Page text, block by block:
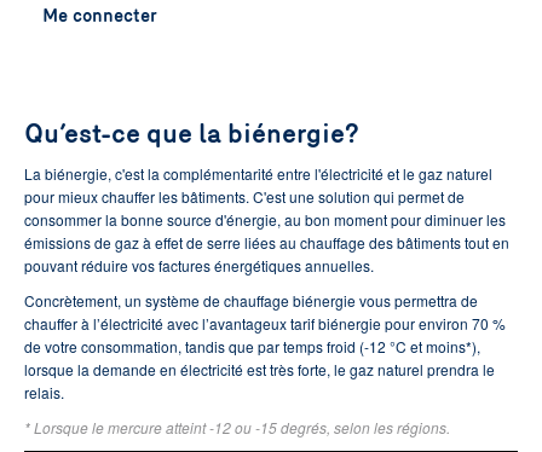
Me connecter
Qu’est-ce que la biénergie?
La biénergie, c'est la complémentarité entre l'électricité et le gaz naturel
pour mieux chauffer les bâtiments. C'est une solution qui permet de
consommer la bonne source d'énergie, au bon moment pour diminuer les
émissions de gaz à effet de serre liées au chauffage des bâtiments tout en
pouvant réduire vos factures énergétiques annuelles.
Concrètement, un système de chauffage biénergie vous permettra de
chauffer à l’électricité avec l’avantageux tarif biénergie pour environ 70 %
de votre consommation, tandis que par temps froid (-12 °C et moins*),
lorsque la demande en électricité est très forte, le gaz naturel prendra le
relais.
* Lorsque le mercure atteint -12 ou -15 degrés, selon les régions.